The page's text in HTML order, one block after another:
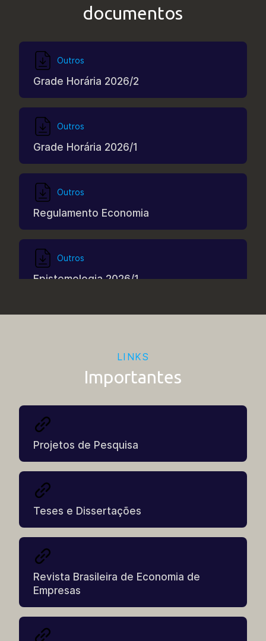
documentos
Outros
Grade Horária 2026/2
Outros
Grade Horária 2026/1
Outros
Regulamento Economia
Outros
Epistemologia 2026/1
LINKS
Importantes
Projetos de Pesquisa
Teses e Dissertações
Revista Brasileira de Economia de
Empresas